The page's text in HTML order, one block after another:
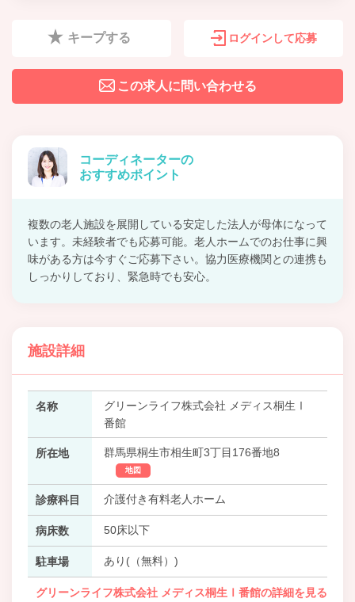
キープする ログインして応募
この求人に問い合わせる
コーディネーターの
おすすめポイント
複数の老人施設を展開している安定した法人が母体になって
います。未経験者でも応募可能。老人ホームでのお仕事に興
味がある方は今すぐご応募下さい。協力医療機関との連携も
しっかりしており、緊急時でも安心。
施設詳細
名称
グリーンライフ株式会社 メディス桐生Ⅰ
番館
所在地 群馬県桐生市相生町3丁目176番地8
地図
診療科目 介護付き有料老人ホーム
病床数 50床以下
駐車場 あり(（無料）)
グリーンライフ株式会社 メディス桐生Ⅰ番館の詳細を見る